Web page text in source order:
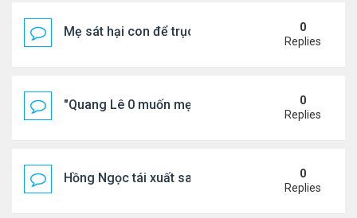
Mẹ sát hại con để trục lợi bảo hiểm
0
Replies
"Quang Lê 0 muốn mẹ thua kém người khác"
0
Replies
Hồng Ngọc tái xuất sau nhiều năm ở ẩn
0
Replies